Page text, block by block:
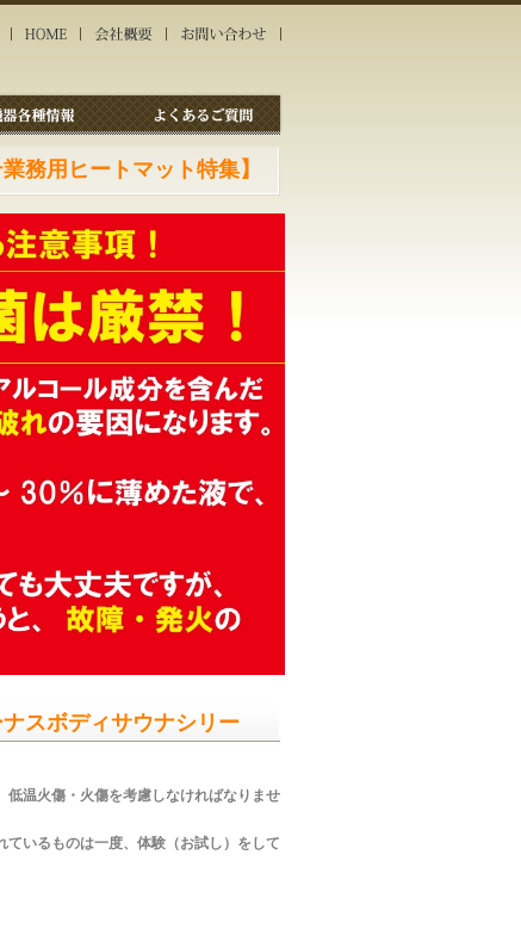
業務用ヒートマット特集】
スボディサウナシリー
温火傷・火傷を考慮しなければなりませ
いるものは一度、体験（お試し）をして